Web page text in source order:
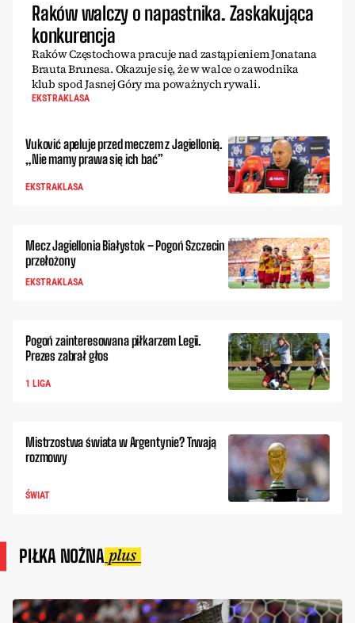
Raków walczy o napastnika. Zaskakująca
konkurencja
Raków Częstochowa pracuje nad zastąpieniem Jonatana
Brauta Brunesa. Okazuje się, że w walce o zawodnika
klub spod Jasnej Góry ma poważnych rywali.
EKSTRAKLASA
Vuković apeluje przed meczem z Jagiellonią.
„Nie mamy prawa się ich bać”
EKSTRAKLASA
Mecz Jagiellonia Białystok – Pogoń Szczecin
przełożony
EKSTRAKLASA
Pogoń zainteresowana piłkarzem Legii.
Prezes zabrał głos
1 LIGA
Mistrzostwa świata w Argentynie? Trwają
rozmowy
ŚWIAT
PIŁKA NOŻNA